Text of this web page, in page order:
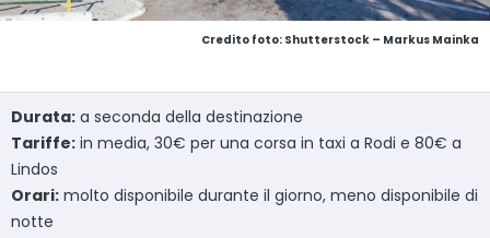
Credito foto: Shutterstock – Markus Mainka
Durata: a seconda della destinazione
Tariffe: in media, 30€ per una corsa in taxi a Rodi e 80€ a
Lindos
Orari: molto disponibile durante il giorno, meno disponibile di
notte